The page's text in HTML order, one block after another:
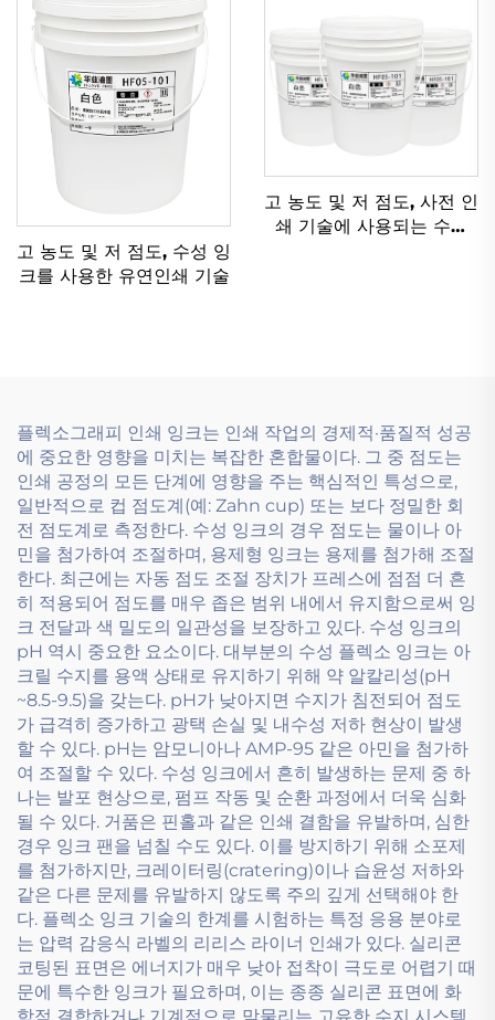
고 농도 및 저 점도, 수성 잉
크를 사용한 유연인쇄 기술
고 농도 및 저 점도, 사전 인
쇄 기술에 사용되는 수성
플렉소그래피 인쇄 잉크는 인쇄 작업의 경제적·품질적 성공
에 중요한 영향을 미치는 복잡한 혼합물이다. 그 중 점도는
인쇄 공정의 모든 단계에 영향을 주는 핵심적인 특성으로,
일반적으로 컵 점도계(예: Zahn cup) 또는 보다 정밀한 회
전 점도계로 측정한다. 수성 잉크의 경우 점도는 물이나 아
민을 첨가하여 조절하며, 용제형 잉크는 용제를 첨가해 조절
한다. 최근에는 자동 점도 조절 장치가 프레스에 점점 더 흔
히 적용되어 점도를 매우 좁은 범위 내에서 유지함으로써 잉
크 전달과 색 밀도의 일관성을 보장하고 있다. 수성 잉크의
pH 역시 중요한 요소이다. 대부분의 수성 플렉소 잉크는 아
크릴 수지를 용액 상태로 유지하기 위해 약 알칼리성(pH
~8.5-9.5)을 갖는다. pH가 낮아지면 수지가 침전되어 점도
가 급격히 증가하고 광택 손실 및 내수성 저하 현상이 발생
할 수 있다. pH는 암모니아나 AMP-95 같은 아민을 첨가하
여 조절할 수 있다. 수성 잉크에서 흔히 발생하는 문제 중 하
나는 발포 현상으로, 펌프 작동 및 순환 과정에서 더욱 심화
될 수 있다. 거품은 핀홀과 같은 인쇄 결함을 유발하며, 심한
경우 잉크 팬을 넘칠 수도 있다. 이를 방지하기 위해 소포제
를 첨가하지만, 크레이터링(cratering)이나 습윤성 저하와
같은 다른 문제를 유발하지 않도록 주의 깊게 선택해야 한
다. 플렉소 잉크 기술의 한계를 시험하는 특정 응용 분야로
는 압력 감응식 라벨의 리리스 라이너 인쇄가 있다. 실리콘
코팅된 표면은 에너지가 매우 낮아 접착이 극도로 어렵기 때
문에 특수한 잉크가 필요하며, 이는 종종 실리콘 표면에 화